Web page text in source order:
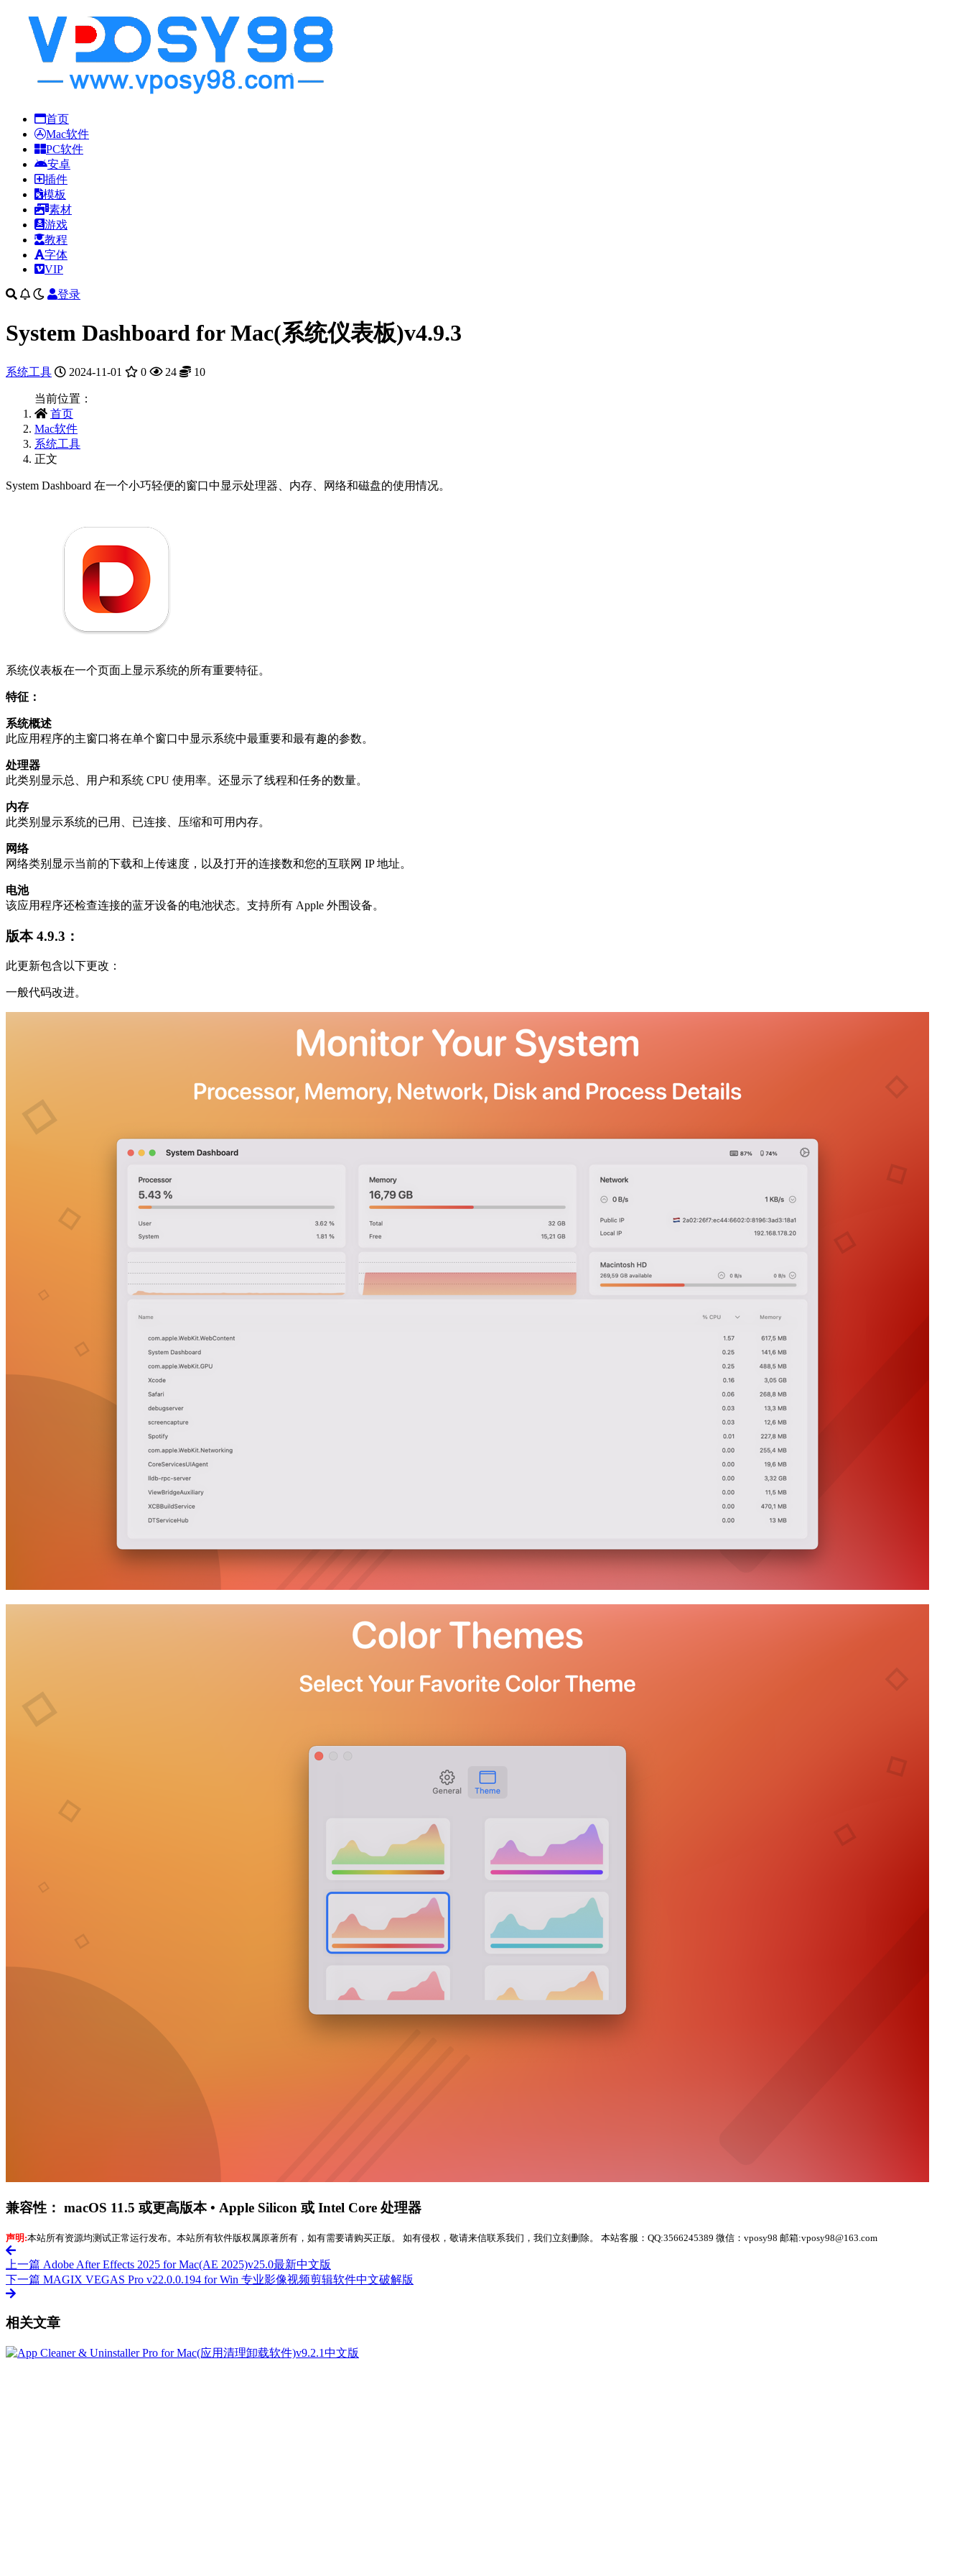
首页
Mac软件
PC软件
安卓
插件
模板
素材
游戏
教程
字体
VIP
登录
System Dashboard for Mac(系统仪表板)v4.9.3
系统工具 2024-11-01 0 24 10
当前位置：
首页
Mac软件
系统工具
正文
System Dashboard 在一个小巧轻便的窗口中显示处理器、内存、网络和磁盘的使用情况。
系统仪表板在一个页面上显示系统的所有重要特征。
特征：
系统概述
此应用程序的主窗口将在单个窗口中显示系统中最重要和最有趣的参数。
处理器
此类别显示总、用户和系统 CPU 使用率。还显示了线程和任务的数量。
内存
此类别显示系统的已用、已连接、压缩和可用内存。
网络
网络类别显示当前的下载和上传速度，以及打开的连接数和您的互联网 IP 地址。
电池
该应用程序还检查连接的蓝牙设备的电池状态。支持所有 Apple 外围设备。
版本 4.9.3：
此更新包含以下更改：
一般代码改进。
兼容性： macOS 11.5 或更高版本 • Apple Silicon 或 Intel Core 处理器
声明:本站所有资源均测试正常运行发布。本站所有软件版权属原著所有，如有需要请购买正版。 如有侵权，敬请来信联系我们，我们立刻删除。 本站客服：QQ:3566245389 微信：vposy98 邮箱:vposy98@163.com
上一篇 Adobe After Effects 2025 for Mac(AE 2025)v25.0最新中文版
下一篇 MAGIX VEGAS Pro v22.0.0.194 for Win 专业影像视频剪辑软件中文破解版
相关文章